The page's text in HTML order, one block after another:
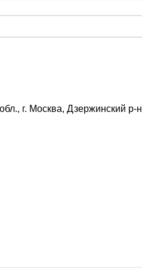
г. Москва, Дзержинский р-н